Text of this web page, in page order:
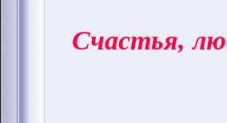
Счастья,